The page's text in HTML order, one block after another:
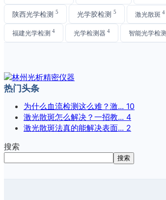
陕西光学检测 5 光学胶检测 5 激光散斑 4
福建光学检测 4 光学检测器 4 智能光学检测
热门头条
为什么血流检测这么难？激... 10
激光散斑怎么解决？一招教... 4
激光散斑法真的能解决表面... 2
搜索
搜索